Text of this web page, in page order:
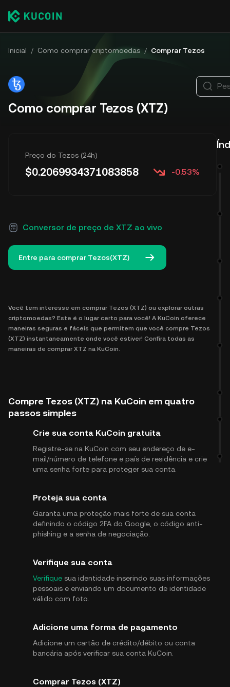
Inicial / Como comprar criptomoedas / Comprar Tezos
Como comprar Tezos (XTZ)
Preço do Tezos (24h)
$0.2069934371083858 -0.53%
Conversor de preço de XTZ ao vivo
Entre para comprar Tezos(XTZ)
Você tem interesse em comprar Tezos (XTZ) ou explorar outras
criptomoedas? Este é o lugar certo para você! A KuCoin oferece
maneiras seguras e fáceis que permitem que você compre Tezos
(XTZ) instantaneamente onde você estiver! Confira todas as
maneiras de comprar XTZ na KuCoin.
Compre Tezos (XTZ) na KuCoin em quatro
passos simples
Crie sua conta KuCoin gratuita
Registre-se na KuCoin com seu endereço de e-
mail/número de telefone e país de residência e crie
uma senha forte para proteger sua conta.
Proteja sua conta
Garanta uma proteção mais forte de sua conta
definindo o código 2FA do Google, o código anti-
phishing e a senha de negociação.
Verifique sua conta
Verifique sua identidade inserindo suas informações
pessoais e enviando um documento de identidade
válido com foto.
Adicione uma forma de pagamento
Adicione um cartão de crédito/débito ou conta
bancária após verificar sua conta KuCoin.
Comprar Tezos (XTZ)